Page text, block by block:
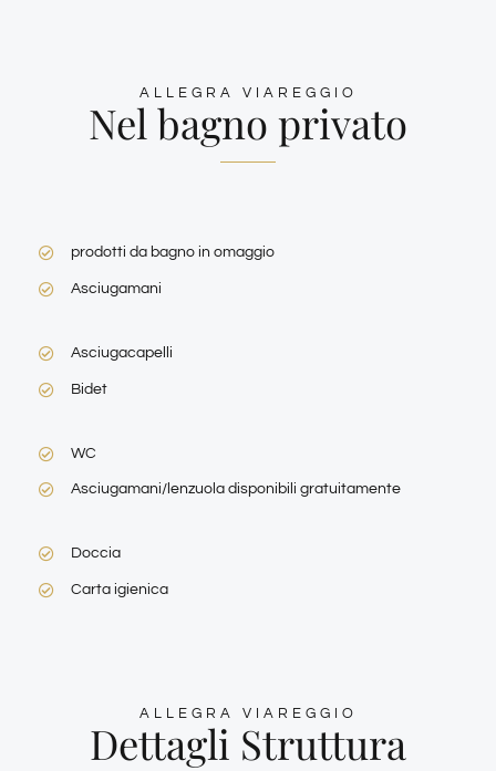
ALLEGRA VIAREGGIO
Nel bagno privato
prodotti da bagno in omaggio
Asciugamani
Asciugacapelli
Bidet
WC
Asciugamani/lenzuola disponibili gratuitamente
Doccia
Carta igienica
ALLEGRA VIAREGGIO
Dettagli Struttura